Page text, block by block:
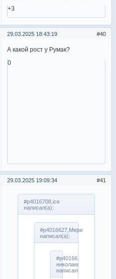
+3
40
29.03.2025 18:43:19
А какой рост у Румак?
0
41
29.03.2025 19:09:34
#p4016708,ice
написал(а):
#p4016627,Мери
написал(а):
#p4016619,алла
николаевна
написал(а):